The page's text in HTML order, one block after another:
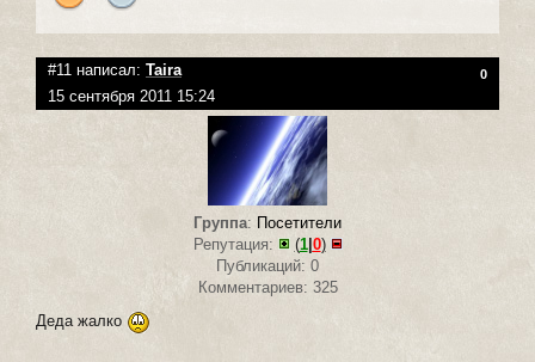
#11 написал: Taira 0
15 сентября 2011 15:24
Группа: Посетители
Репутация:
(1| 0)
Публикаций: 0
Комментариев: 325
Деда жалко